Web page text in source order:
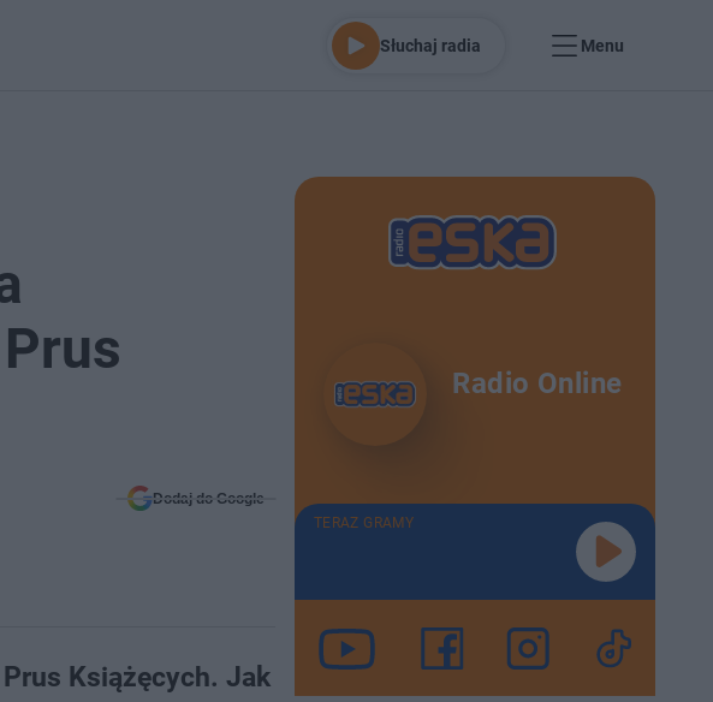
Słuchaj radia Menu
Dodaj do Google
Książęcych. Jak
Radio Online
TERAZ GRAMY